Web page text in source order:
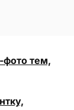
фото тем,